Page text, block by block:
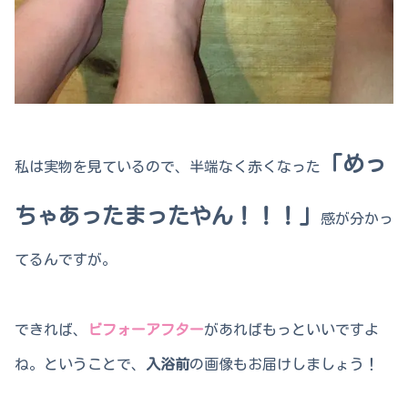
私は実物を見ているので、半端なく赤くなった 「めっ
ちゃあったまったやん！！！」 感が分かっ
てるんですが。
できれば、 ビフォーアフターがあればもっといいですよ
ね。ということで、 入浴前の画像もお届けしましょう！